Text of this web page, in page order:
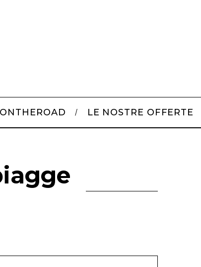
LE NOSTRE OFFERTE